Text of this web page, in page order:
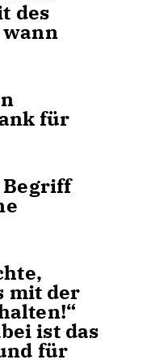
des
für
Begriff
mit der
ist das
für